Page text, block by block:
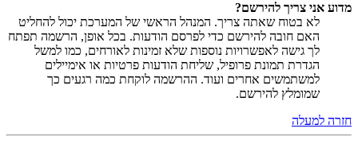
מדוע אני צריך להירשם?
לא בטוח שאתה צריך. המנהל הראשי של המערכת יכול להחליט
האם חובה להירשם כדי לפרסם הודעות. בכל אופן, הרשמה תפתח
לך גישה לאפשרויות נוספות שלא זמינות לאורחים, כמו למשל
הגדרת תמונת פרופיל, שליחת הודעות פרטיות או אימיילים
למשתמשים אחרים ועוד. ההרשמה לוקחת כמה רגעים כך
שמומלץ להירשם.
חזרה למעלה